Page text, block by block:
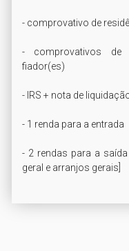
- comprovativo de
- comprovativos de
fiador(es)
- IRS + nota de
- 1 renda para a entrada
- 2 rendas para a